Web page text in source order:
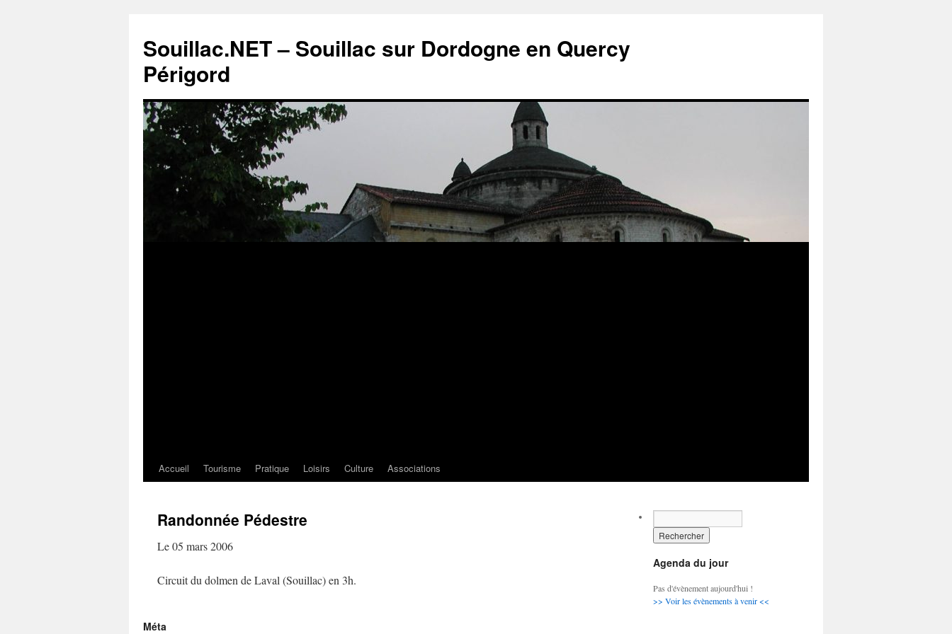
Souillac.NET – Souillac sur Dordogne en Quercy
Périgord
Accueil Tourisme Pratique Loisirs Culture Associations
Randonnée Pédestre
Le 05 mars 2006
Circuit du dolmen de Laval (Souillac) en 3h.
Agenda du jour
Pas d'évènement aujourd'hui !
>> Voir les évènements à venir <<
Méta